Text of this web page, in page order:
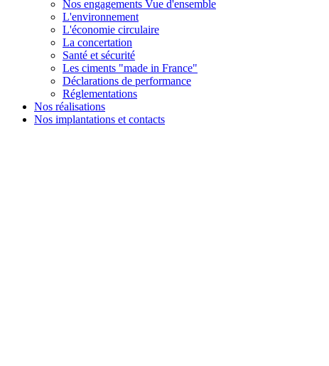
Nos engagements Vue d'ensemble
L'environnement
L'économie circulaire
La concertation
Santé et sécurité
Les ciments "made in France"
Déclarations de performance
Réglementations
Nos réalisations
Nos implantations et contacts